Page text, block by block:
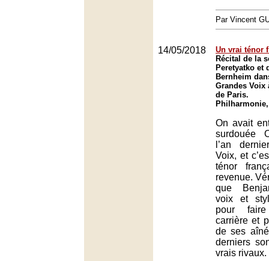
Par Vincent
14/05/2018
Un vrai ténor
Récital de la
Peretyatko et
Bernheim
Grandes Voix
de Paris.
On avait
surdouée
l’an
Voix, et
ténor
revenue.
que
voix et
pour
carrière et
de ses
derniers
vrais rivaux.